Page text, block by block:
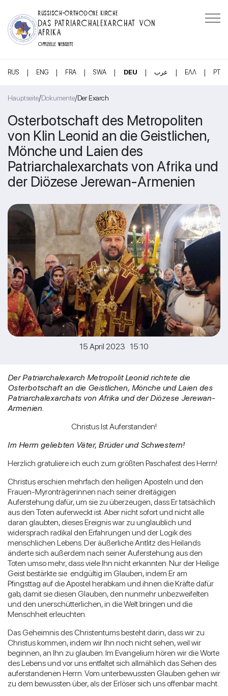
RUSSISCH-ORTHODOXE KIRCHE
DAS PATRIARCHALEXARCHAT VON
AFRIKA
OFFIZIELLE WEBSEITE
RUS | ENG | FRA | SWA | DEU | عرب | ΕΛΛ | PT
Hauptseite/Dokumente/Der Exarch
Osterbotschaft des Metropoliten
von Klin Leonid an die Geistlichen,
Mönche und Laien des
Patriarchalexarchats von Afrika und
der Diözese Jerewan-Armenien
15 April 2023 15:10
Der Patriarchalexarch Metropolit Leonid richtete die
Osterbotschaft an die Geistlichen, Mönche und Laien des
Patriarchalexarchats von Afrika und der Diözese Jerewan-
Armenien.
Christus Ist Auferstanden!
Im Herrn geliebten Väter, Brüder und Schwestern!
Herzlich gratuliere ich euch zum größten Paschafest des Herrn!
Christus erschien mehrfach den heiligen Aposteln und den
Frauen-Myronträgerinnen nach seiner dreitägigen
Auferstehung dafür, um sie zu überzeugen, dass Er tatsächlich
aus den Toten auferweckt ist. Aber nicht sofort und nicht alle
daran glaubten, dieses Ereignis war zu unglaublich und
widersprach radikal den Erfahrungen und der Logik des
menschlichen Lebens. Der äußerliche Antlitz des Heilands
änderte sich außerdem nach seiner Auferstehung aus den
Toten umso mehr, dass viele Ihn nicht erkannten. Nur der Heilige
Geist bestärkte sie endgültig im Glauben, indem Er am
Pfingsttag auf die Apostel herabkam und ihnen die Kräfte dafür
gab, damit sie diesen Glauben, den nunmehr unbezweifelten
und den unerschütterlichen, in die Welt bringen und die
Menschheit erleuchten.
Das Geheimnis des Christentums besteht darin, dass wir zu
Christus kommen, indem wir Ihn noch nicht sehen, weil wir
beginnen, an Ihn zu glauben. Im Evangelium hören wir die Worte
des Lebens und vor uns entfaltet sich allmählich das Sehen des
auferstandenen Herrn. Vom unterbewussten Glauben gehen wir
zu dem bewussten über, als der Erlöser sich uns offenbar macht.